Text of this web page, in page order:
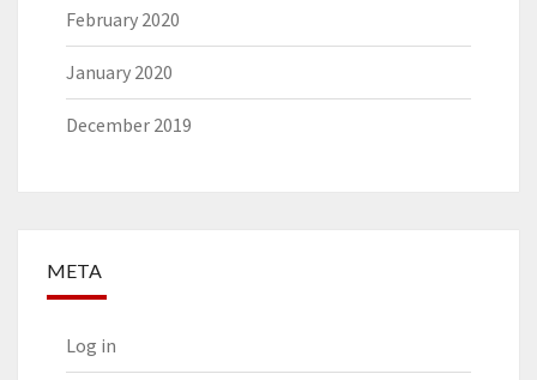
February 2020
January 2020
December 2019
META
Log in